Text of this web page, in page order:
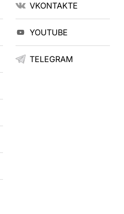
VKONTAKTE
YOUTUBE
TELEGRAM